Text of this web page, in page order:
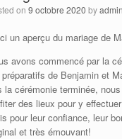
on 9 octobre 2020 by
un aperçu du mariage de
avons commencé par la
de Benjamin et
la cérémonie terminée,
des lieux pour y
pour leur confiance, leur
et très émouvant!